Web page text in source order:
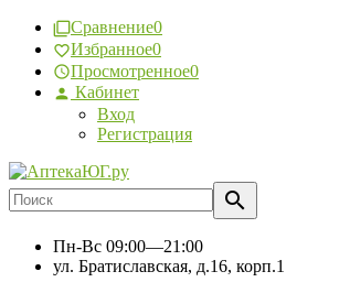
Сравнение0
Избранное0
Просмотренное0
Кабинет
Вход
Регистрация
Пн-Вс 09:00—21:00
ул. Братиславская, д.16, корп.1